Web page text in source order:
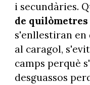
i secundàries.
de quilòmetres
s'enllestiran en
al caragol,
camps perquè
desguassos